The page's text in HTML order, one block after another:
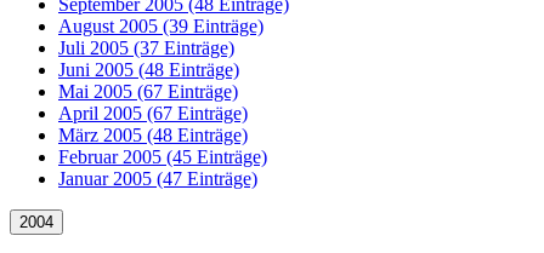
September 2005 (48 Einträge)
August 2005 (39 Einträge)
Juli 2005 (37 Einträge)
Juni 2005 (48 Einträge)
Mai 2005 (67 Einträge)
April 2005 (67 Einträge)
März 2005 (48 Einträge)
Februar 2005 (45 Einträge)
Januar 2005 (47 Einträge)
2004